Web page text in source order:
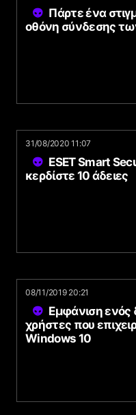
Πάρτε ένα
οθόνη σύνδεσης
31/08/2020 11:07
ESET Smart
κερδίστε 10 άδειες
08/11/2019 20:21
Εμφάνιση ενός
χρήστες που
Windows 10